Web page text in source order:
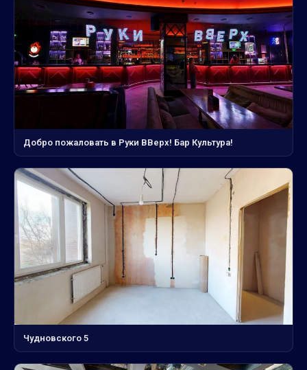
Добро пожаловать в Руки ВВерх! Бар Культура!
Чудновского 5